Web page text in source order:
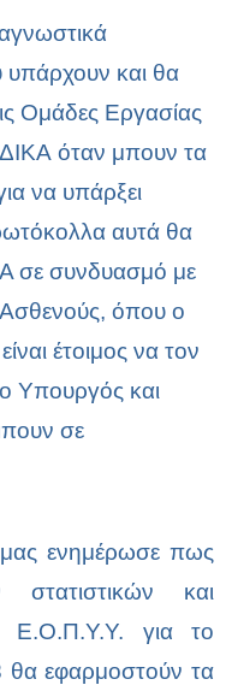
και θα
Ομάδες Εργασίας
όταν μπουν τα
να υπάρξει
αυτά θα
σε συνδυασμό με
όπου ο
έτοιμος να τον
Υπουργός και
σε
μας ενημέρωσε πως
και
Ε.Ο.Π.Υ.Υ. για το
θα εφαρμοστούν τα